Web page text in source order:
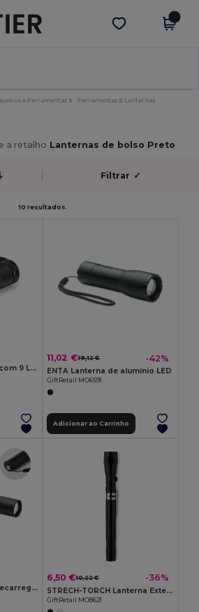
na app!
Obter app
e Ferramentas
Ferramentas & Lanternas
a retalho Lanternas de bolso Preto
Filtrar ✓
10 resultados.
Lanterna em alumínio com 9 LEDs
11,02 €19,12 € -42%
ENTA Lanterna de alumínio LED
GiftRetail MO6591
Adicionar ao Carrinho
ALUMINATE Lanterna recarregável alumínio
6,50 €10,22 € -36%
STRECH-TORCH Lanterna Extensível
GiftRetail MO8621